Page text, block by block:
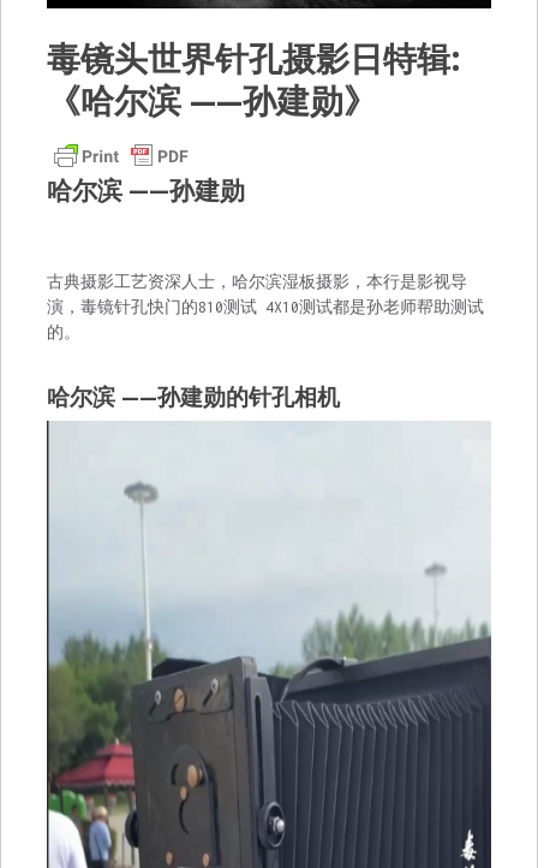
毒镜头世界针孔摄影日特辑:
《哈尔滨 ——孙建勋》
哈尔滨 ——孙建勋
古典摄影工艺资深人士，哈尔滨湿板摄影，本行是影视导
演，毒镜针孔快门的810测试 4X10测试都是孙老师帮助测试
的。
哈尔滨 ——孙建勋的针孔相机